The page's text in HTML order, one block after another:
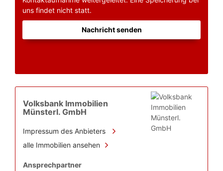
uns findet nicht statt.
Nachricht senden
Volksbank Immobilien
Münsterl. GmbH
Impressum des Anbieters
alle Immobilien ansehen
Ansprechpartner